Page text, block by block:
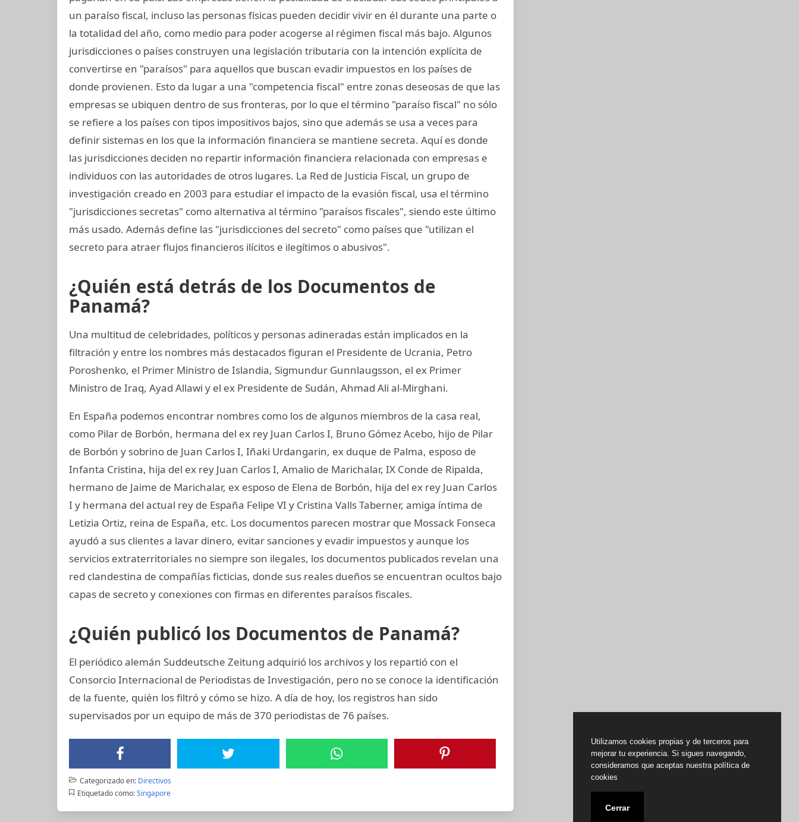
un paraíso fiscal, incluso las personas físicas pueden decidir vivir en él durante una parte o
la totalidad del año, como medio para poder acogerse al régimen fiscal más bajo. Algunos
jurisdicciones o países construyen una legislación tributaria con la intención explícita de
convertirse en "paraísos" para aquellos que buscan evadir impuestos en los países de
donde provienen. Esto da lugar a una "competencia fiscal" entre zonas deseosas de que las
empresas se ubiquen dentro de sus fronteras, por lo que el término "paraíso fiscal" no sólo
se refiere a los países con tipos impositivos bajos, sino que además se usa a veces para
definir sistemas en los que la información financiera se mantiene secreta. Aquí es donde
las jurisdicciones deciden no repartir información financiera relacionada con empresas e
individuos con las autoridades de otros lugares. La Red de Justicia Fiscal, un grupo de
investigación creado en 2003 para estudiar el impacto de la evasión fiscal, usa el término
"jurisdicciones secretas" como alternativa al término "paraísos fiscales", siendo este último
más usado. Además define las "jurisdicciones del secreto" como países que "utilizan el
secreto para atraer flujos financieros ilícitos e ilegítimos o abusivos".
¿Quién está detrás de los Documentos de
Panamá?
Una multitud de celebridades, políticos y personas adineradas están implicados en la
filtración y entre los nombres más destacados figuran el Presidente de Ucrania, Petro
Poroshenko, el Primer Ministro de Islandia, Sigmundur Gunnlaugsson, el ex Primer
Ministro de Iraq, Ayad Allawi y el ex Presidente de Sudán, Ahmad Ali al-Mirghani.
En España podemos encontrar nombres como los de algunos miembros de la casa real,
como Pilar de Borbón, hermana del ex rey Juan Carlos I, Bruno Gómez Acebo, hijo de Pilar
de Borbón y sobrino de Juan Carlos I, Iñaki Urdangarin, ex duque de Palma, esposo de
Infanta Cristina, hija del ex rey Juan Carlos I, Amalio de Marichalar, IX Conde de Ripalda,
hermano de Jaime de Marichalar, ex esposo de Elena de Borbón, hija del ex rey Juan Carlos
I y hermana del actual rey de España Felipe VI y Cristina Valls Taberner, amiga íntima de
Letizia Ortiz, reina de España, etc. Los documentos parecen mostrar que Mossack Fonseca
ayudó a sus clientes a lavar dinero, evitar sanciones y evadir impuestos y aunque los
servicios extraterritoriales no siempre son ilegales, los documentos publicados revelan una
red clandestina de compañías ficticias, donde sus reales dueños se encuentran ocultos bajo
capas de secreto y conexiones con firmas en diferentes paraísos fiscales.
¿Quién publicó los Documentos de Panamá?
El periódico alemán Suddeutsche Zeitung adquirió los archivos y los repartió con el
Consorcio Internacional de Periodistas de Investigación, pero no se conoce la identificación
de la fuente, quién los filtró y cómo se hizo. A día de hoy, los registros han sido
supervisados por un equipo de más de 370 periodistas de 76 países.
Categorizado en: Directivos
Etiquetado como: Singapore
Utilizamos cookies propias y de terceros para
mejorar tu experiencia. Si sigues navegando,
consideramos que aceptas nuestra política de
cookies
Cerrar